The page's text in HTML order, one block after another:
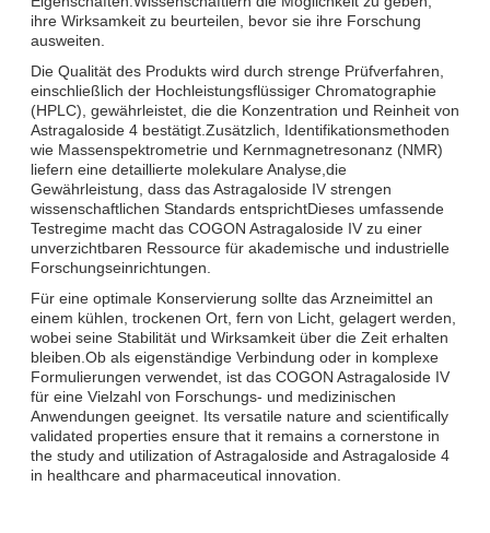
ihre Wirksamkeit zu beurteilen, bevor sie ihre Forschung
ausweiten.
Die Qualität des Produkts wird durch strenge Prüfverfahren,
einschließlich der Hochleistungsflüssiger Chromatographie
(HPLC), gewährleistet, die die Konzentration und Reinheit von
Astragaloside 4 bestätigt.Zusätzlich, Identifikationsmethoden
wie Massenspektrometrie und Kernmagnetresonanz (NMR)
liefern eine detaillierte molekulare Analyse,die
Gewährleistung, dass das Astragaloside IV strengen
wissenschaftlichen Standards entsprichtDieses umfassende
Testregime macht das COGON Astragaloside IV zu einer
unverzichtbaren Ressource für akademische und industrielle
Forschungseinrichtungen.
Für eine optimale Konservierung sollte das Arzneimittel an
einem kühlen, trockenen Ort, fern von Licht, gelagert werden,
wobei seine Stabilität und Wirksamkeit über die Zeit erhalten
bleiben.Ob als eigenständige Verbindung oder in komplexe
Formulierungen verwendet, ist das COGON Astragaloside IV
für eine Vielzahl von Forschungs- und medizinischen
Anwendungen geeignet. Its versatile nature and scientifically
validated properties ensure that it remains a cornerstone in
the study and utilization of Astragaloside and Astragaloside 4
in healthcare and pharmaceutical innovation.